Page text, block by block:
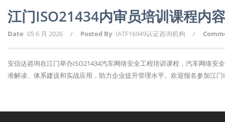
江门ISO21434内审员培训课程内
Date 05 6 月 2026 / Posted By IATF16949认证咨询机构 /
安信达咨询在江门举办ISO21434汽车网络安全工程培训课程，汽车网络
准解读、体系建设和实战应用，助力企业提升管理水平。欢迎报名参加江